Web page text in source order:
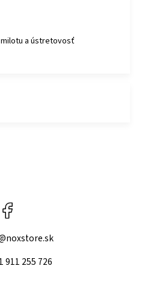
a ústretovosť
noxstore.sk
911 255 726